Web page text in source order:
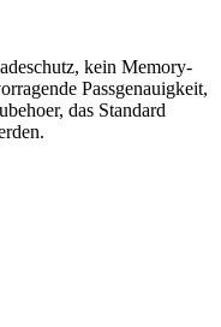
kein Memory-
Passgenauigkeit,
das Standard